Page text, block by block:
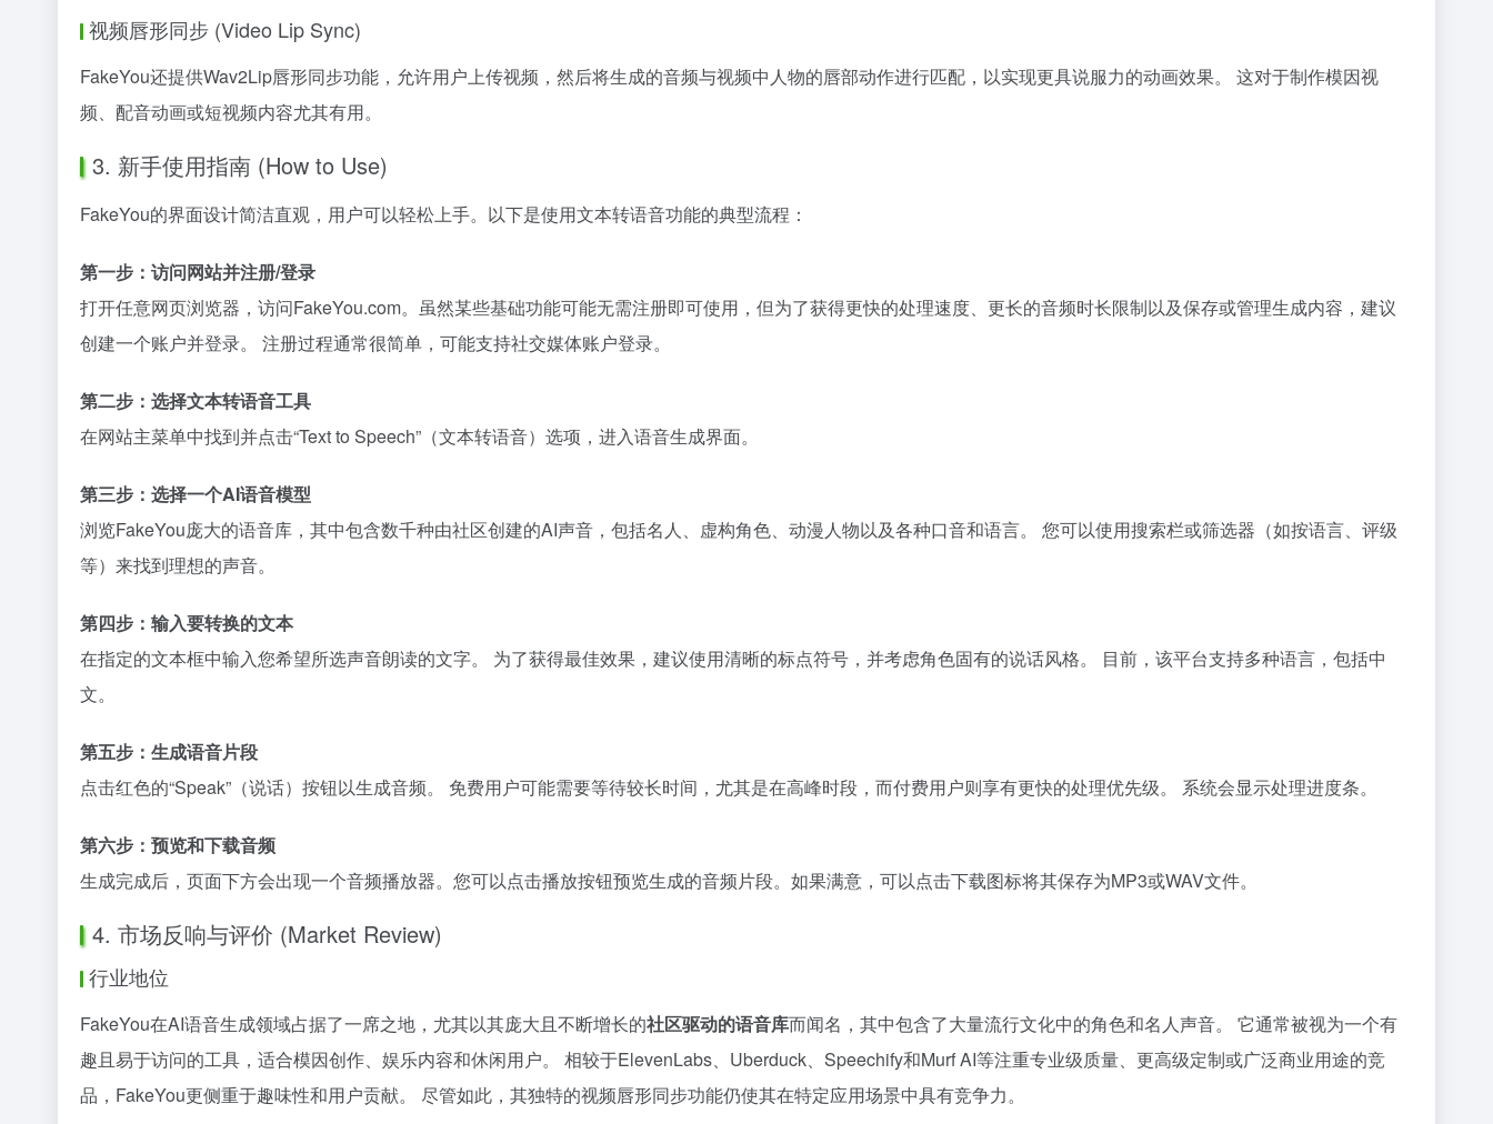
视频唇形同步 (Video Lip Sync)
FakeYou还提供Wav2Lip唇形同步功能，允许用户上传视频，然后将生成的音频与视频中人物的唇部动作进行匹配，以实现更具说服力的动画效果。 这对于制作模因视
频、配音动画或短视频内容尤其有用。
3. 新手使用指南 (How to Use)
FakeYou的界面设计简洁直观，用户可以轻松上手。以下是使用文本转语音功能的典型流程：
第一步：访问网站并注册/登录
打开任意网页浏览器，访问FakeYou.com。虽然某些基础功能可能无需注册即可使用，但为了获得更快的处理速度、更长的音频时长限制以及保存或管理生成内容，建议
创建一个账户并登录。 注册过程通常很简单，可能支持社交媒体账户登录。
第二步：选择文本转语音工具
在网站主菜单中找到并点击“Text to Speech”（文本转语音）选项，进入语音生成界面。
第三步：选择一个AI语音模型
浏览FakeYou庞大的语音库，其中包含数千种由社区创建的AI声音，包括名人、虚构角色、动漫人物以及各种口音和语言。 您可以使用搜索栏或筛选器（如按语言、评级
等）来找到理想的声音。
第四步：输入要转换的文本
在指定的文本框中输入您希望所选声音朗读的文字。 为了获得最佳效果，建议使用清晰的标点符号，并考虑角色固有的说话风格。 目前，该平台支持多种语言，包括中
文。
第五步：生成语音片段
点击红色的“Speak”（说话）按钮以生成音频。 免费用户可能需要等待较长时间，尤其是在高峰时段，而付费用户则享有更快的处理优先级。 系统会显示处理进度条。
第六步：预览和下载音频
生成完成后，页面下方会出现一个音频播放器。您可以点击播放按钮预览生成的音频片段。如果满意，可以点击下载图标将其保存为MP3或WAV文件。
4. 市场反响与评价 (Market Review)
行业地位
FakeYou在AI语音生成领域占据了一席之地，尤其以其庞大且不断增长的社区驱动的语音库而闻名，其中包含了大量流行文化中的角色和名人声音。 它通常被视为一个有
趣且易于访问的工具，适合模因创作、娱乐内容和休闲用户。 相较于ElevenLabs、Uberduck、Speechify和Murf AI等注重专业级质量、更高级定制或广泛商业用途的竞
品，FakeYou更侧重于趣味性和用户贡献。 尽管如此，其独特的视频唇形同步功能仍使其在特定应用场景中具有竞争力。